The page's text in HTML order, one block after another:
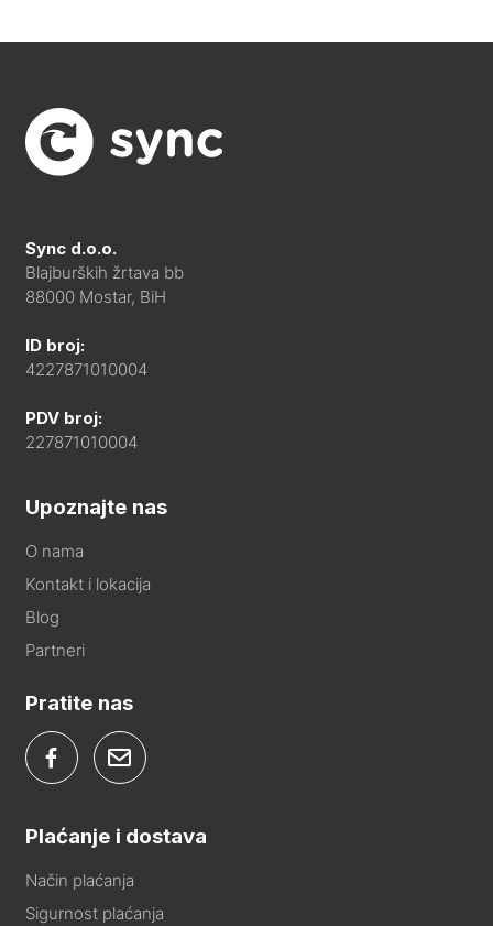
Sync d.o.o.
Blajburških žrtava bb
88000 Mostar, BiH
ID broj:
4227871010004
PDV broj:
227871010004
Upoznajte nas
O nama
Kontakt i lokacija
Blog
Partneri
Pratite nas
Plaćanje i dostava
Način plaćanja
Sigurnost plaćanja